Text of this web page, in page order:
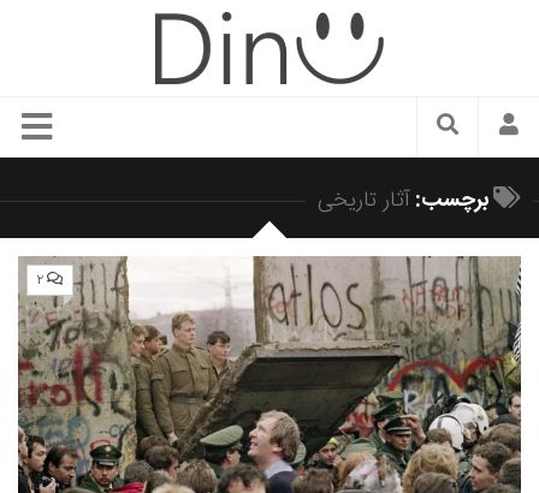
سبک زندگی
زیبایی و آرایش
شیک پوشی
دکوراسیون و چیدمان
غذا
رستوران گردی
آشپزی
برچسب:آثار تاریخی
۲